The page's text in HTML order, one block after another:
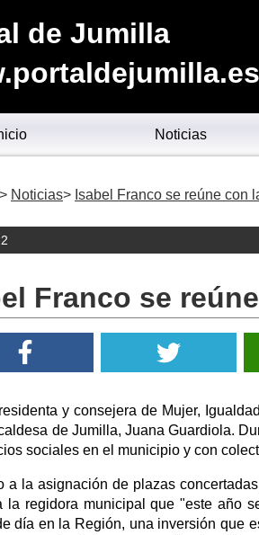
de Jumilla
Noticias
Noticias Isabel Franco se reúne con
Franco se
y consejera de Mujer,
de Jumilla, Juana Guardiola.
sociales en el municipio y con
a la asignación de plazas
la regidora municipal que "este año
día en la Región, una inversión que